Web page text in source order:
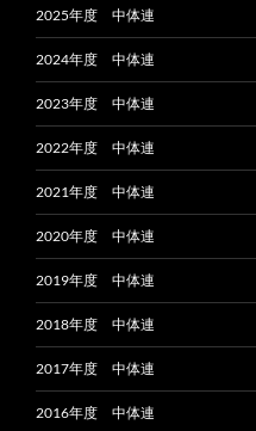
2025年度 中体連
2024年度 中体連
2023年度 中体連
2022年度 中体連
2021年度 中体連
2020年度 中体連
2019年度 中体連
2018年度 中体連
2017年度 中体連
2016年度 中体連